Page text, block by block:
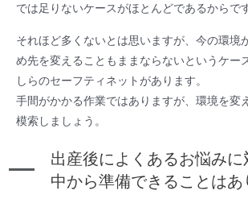
では足りないケースがほとんどであるからで
それほど多くないとは思いますが、今の環境
め先を変えることもままならないというケー
しらのセーフティネットがあります。
手間がかかる作業ではありますが、環境を変
模索しましょう。
出産後によくあるお悩み
中から準備できることはあ